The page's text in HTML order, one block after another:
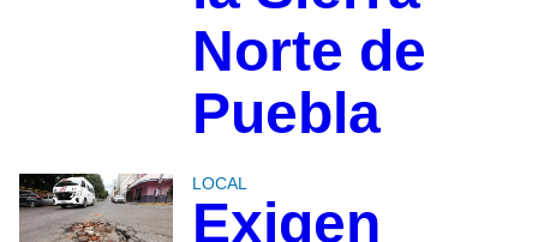
Norte de
Puebla
LOCAL
Exigen